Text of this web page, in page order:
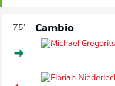
75' Cambio